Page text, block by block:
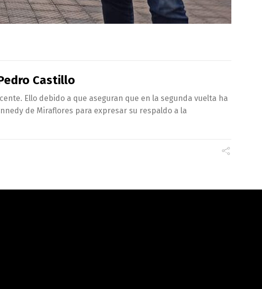
Castillo
Ello debido a que aseguran que en la segunda vuelta ha
de Miraflores para expresar su respaldo a la